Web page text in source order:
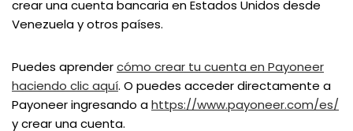
crear una cuenta bancaria en Estados Unidos desde
Venezuela y otros países.
Puedes aprendercómo crear tu cuenta en Payoneer
haciendo clic aquí. O puedes acceder directamente a
Payoneer ingresando ahttps://www.payoneer.com/es/
y crear una cuenta.